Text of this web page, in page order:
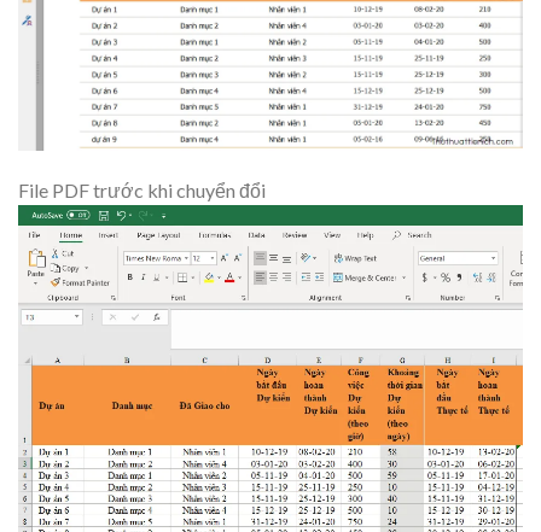
File PDF trước khi chuyển đổi